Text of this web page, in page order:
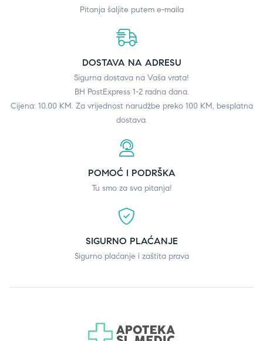
Pitanja šaljite putem e-maila
DOSTAVA NA ADRESU
Sigurna dostava na Vaša vrata!
BH PostExpress 1-2 radna dana.
Cijena: 10.00 KM. Za vrijednost narudžbe preko 100 KM, besplatna
dostava.
POMOĆ I PODRŠKA
Tu smo za sva pitanja!
SIGURNO PLAĆANJE
Sigurno plaćanje i zaštita prava